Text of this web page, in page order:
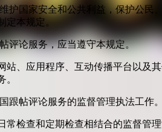
护国家安全和公共利益，保护公
定本规定。
评论服务，应当遵守本规定。
站、应用程序、互动传播平台以及
。
跟帖评论服务的监督管理执法工
常检查和定期检查相结合的监督管